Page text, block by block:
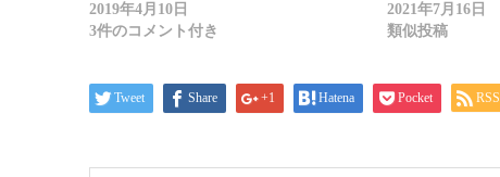
2019年4月10日
3件のコメント付き
2021年7月16日
類似投稿
Tweet Share +1 Hatena Pocket RSS